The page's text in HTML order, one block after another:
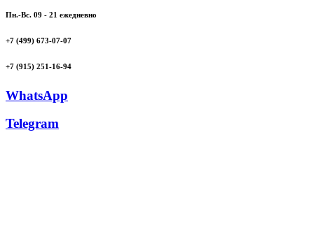
Пн.-Вс. 09 - 21 ежедневно
+7 (499) 673-07-07
+7 (915) 251-16-94
WhatsApp
Telegram